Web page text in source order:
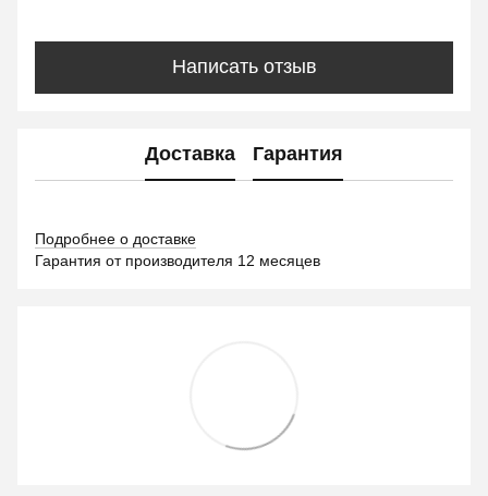
Написать отзыв
Доставка Гарантия
Подробнее о доставке
Гарантия от производителя 12 месяцев